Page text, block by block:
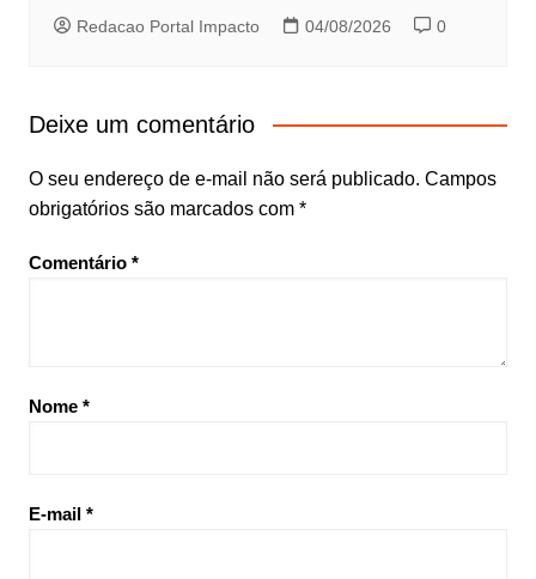
Redacao Portal Impacto 04/08/2026 0
Deixe um comentário
O seu endereço de e-mail não será publicado. Campos
obrigatórios são marcados com *
Comentário *
Nome *
E-mail *